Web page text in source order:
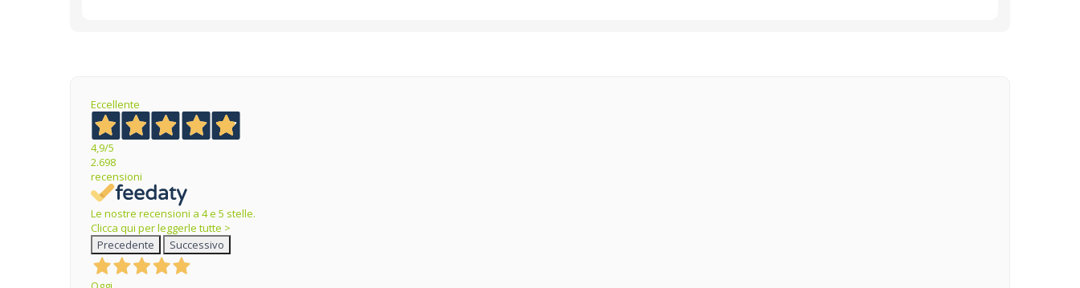
Eccellente
4,9/5
2.698
recensioni
Le nostre recensioni a 4 e 5 stelle.
Clicca qui per leggerle tutte >
Precedente
Successivo